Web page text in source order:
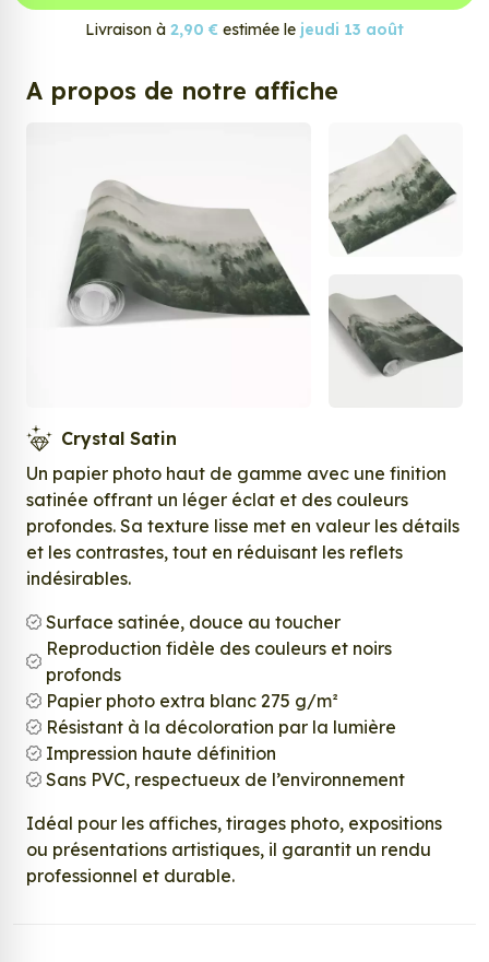
Livraison à 2,90 € estimée le jeudi 13 août
A propos de notre affiche
Crystal Satin
Un papier photo haut de gamme avec une finition
satinée offrant un léger éclat et des couleurs
profondes. Sa texture lisse met en valeur les détails
et les contrastes, tout en réduisant les reflets
indésirables.
Surface satinée, douce au toucher
Reproduction fidèle des couleurs et noirs
profonds
Papier photo extra blanc 275 g/m²
Résistant à la décoloration par la lumière
Impression haute définition
Sans PVC, respectueux de l’environnement
Idéal pour les affiches, tirages photo, expositions
ou présentations artistiques, il garantit un rendu
professionnel et durable.